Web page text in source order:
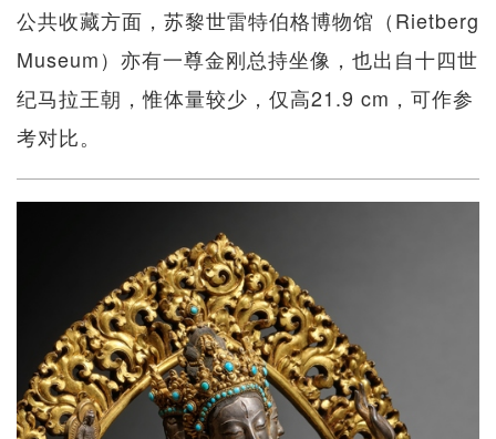
公共收藏方面，苏黎世雷特伯格博物馆（Rietberg
Museum）亦有一尊金刚总持坐像，也出自十四世
纪马拉王朝，惟体量较少，仅高21.9 cm，可作参
考对比。